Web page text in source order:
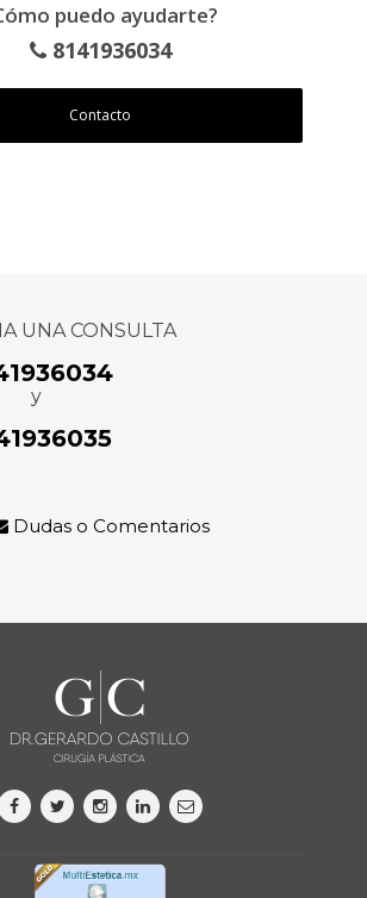
puedo ayudarte?
8141936034
Contacto
UNA CONSULTA
y
Dudas o Comentarios